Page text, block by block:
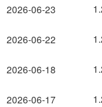
2026-06-23
2026-06-22
2026-06-18
2026-06-17